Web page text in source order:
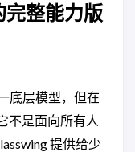
整能力版
底层模型，但在
不是面向所有人
提供给少